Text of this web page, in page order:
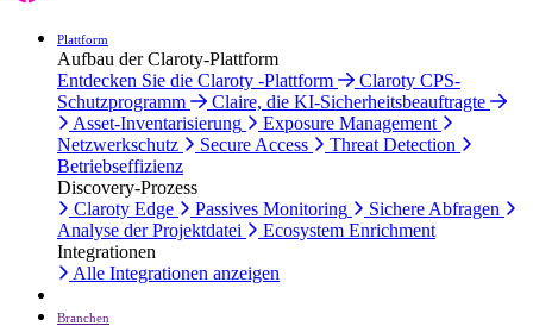
Plattform
Aufbau der Claroty-Plattform
Entdecken Sie die Claroty -Plattform
Claroty CPS-
Schutzprogramm
Claire, die KI-Sicherheitsbeauftragte
Asset-Inventarisierung
Exposure Management
Netzwerkschutz
Secure Access
Threat Detection
Betriebseffizienz
Discovery-Prozess
Claroty Edge
Passives Monitoring
Sichere Abfragen
Analyse der Projektdatei
Ecosystem Enrichment
Integrationen
Alle Integrationen anzeigen
Branchen